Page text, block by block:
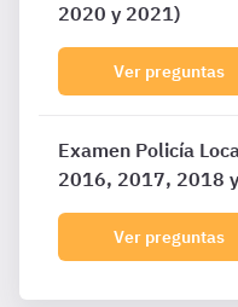
2020 y 2021)
Ver preguntas
Examen Policía
2016, 2017, 2018
Ver preguntas